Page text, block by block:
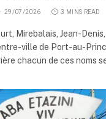
29/07/2026 3 MINS READ
Mirebalais, Jean-Denis,
ville de Port-au-
chacun de ces noms